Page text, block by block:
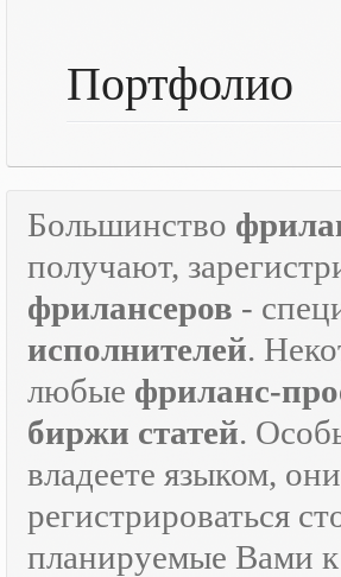
Портфолио
Большинство
получают,
фрилансеров -
исполнителей.
любые фриланс-
биржи статей.
владеете языком,
регистрироваться
планируемые Вами к